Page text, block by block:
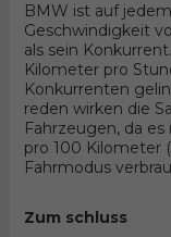
BMW ist auf
Geschwindigkeit
als sein
Kilometer pro
Konkurrenten
reden wirken die
Fahrzeugen, da
pro 100 Kilometer
Fahrmodus
Zum schluss